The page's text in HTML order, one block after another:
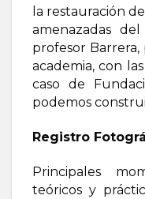
la restauración
amenazadas
profesor Barrera,
academia, con
caso de
podemos
Registro
Principales
teóricos y